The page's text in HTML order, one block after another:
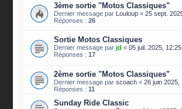
3ème sortie "Motos Classiques"
Dernier message par Louloup «25 sept.
Réponses :26
Sortie Motos Classiques
Dernier message parjd «05 juil. 2025, 12:25
Réponses :17
2ème sortie "Motos Classiques"
Dernier message parscoach «26 juin 2025,
Réponses :11
Sunday Ride Classic